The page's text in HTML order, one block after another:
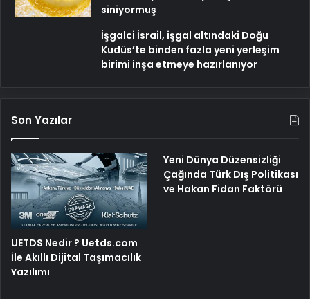
siniyormuş
İşgalci İsrail, işgal altındaki Doğu
Kudüs’te binden fazla yeni yerleşim
birimi inşa etmeye hazırlanıyor
Son Yazılar
UETDS Nedir ? Uetds.com
İle Akıllı Dijital Taşımacılık
Yazılımı
Yeni Dünya Düzensizliği
Çağında Türk Dış Politikası
ve Hakan Fidan Faktörü